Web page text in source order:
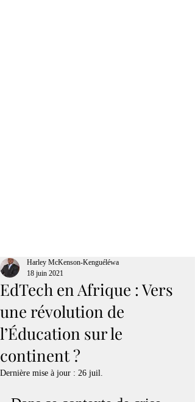
EdTech en Afrique : Vers
une révolution de
l’Éducation sur le
continent ?
Harley McKenson-Kenguéléwa
18 juin 2021
Dernière mise à jour : 26 juil.